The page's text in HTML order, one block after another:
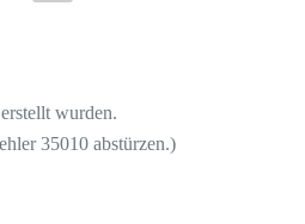
wurden.
35010 abstürzen.)